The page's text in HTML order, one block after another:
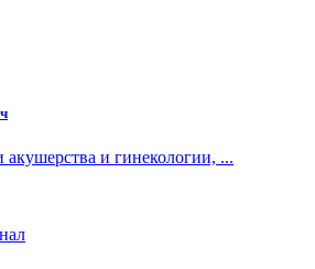
акушерства и гинекологии, ...